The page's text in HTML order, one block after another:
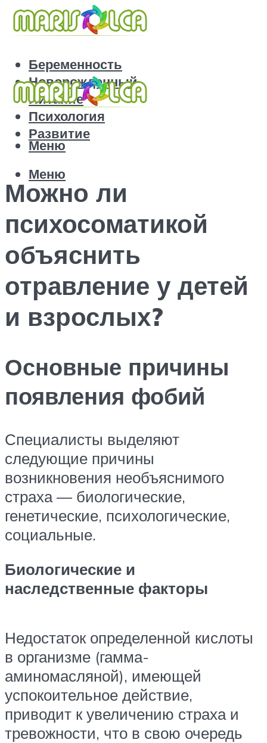
Беременность
Новорожденный
Питание
Психология
Развитие
Меню
Меню
Можно ли
психосоматикой
объяснить
отравление у детей
и взрослых?
Основные причины
появления фобий
Специалисты выделяют
следующие причины
возникновения необъяснимого
страха — биологические,
генетические, психологические,
социальные.
Биологические и
наследственные факторы
Недостаток определенной кислоты
в организме (гамма-
аминомасляной), имеющей
успокоительное действие,
приводит к увеличению страха и
тревожности, что в свою очередь